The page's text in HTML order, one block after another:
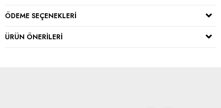
ÖDEME SEÇENEKLERI
ÜRÜN ÖNERILERI